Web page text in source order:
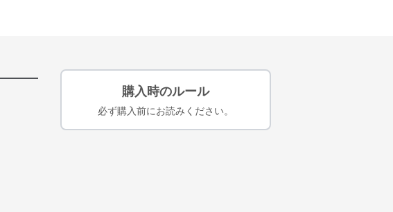
購入時のルール
必ず購入前にお読みください。